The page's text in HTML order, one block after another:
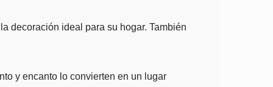
decoración ideal para su hogar. También
y encanto lo convierten en un lugar